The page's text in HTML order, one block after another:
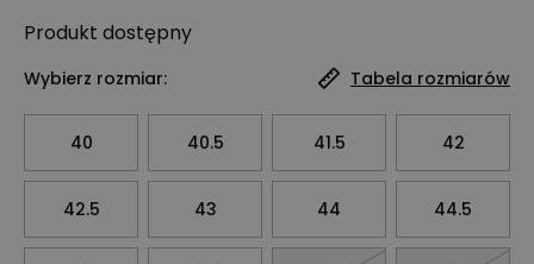
Produkt dostępny
Wybierz rozmiar: Tabela rozmiarów
40 40.5 41.5 42
42.5 43 44 44.5